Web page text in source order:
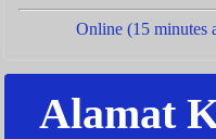
Online (15 minutes
Alamat